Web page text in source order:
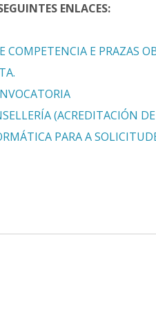
ENLACES:
COMPETENCIA E PRAZAS
(ACREDITACIÓN
PARA A